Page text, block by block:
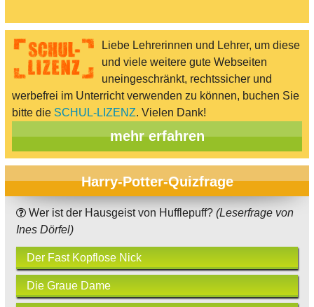
Liebe Lehrerinnen und Lehrer, um diese
und viele weitere gute Webseiten
uneingeschränkt, rechtssicher und
werbefrei im Unterricht verwenden zu können, buchen Sie
bitte die SCHUL-LIZENZ. Vielen Dank!
mehr erfahren
Harry-Potter-Quizfrage
Wer ist der Hausgeist von Hufflepuff? (Leserfrage von
Ines Dörfel)
Der Fast Kopflose Nick
Die Graue Dame